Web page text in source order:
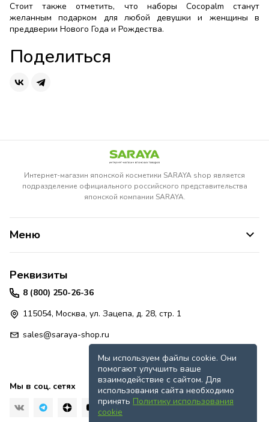
Стоит также отметить, что наборы Cocopalm станут
желанным подарком для любой девушки и женщины в
преддверии Нового Года и Рождества.
Поделиться
Интернет-магазин японской косметики SARAYA shop является
подразделение официального российского представительства
японской компании SARAYA.
Меню
Реквизиты
8 (800) 250-26-36
115054, Москва, ул. Зацепа, д. 28, стр. 1
sales@saraya-shop.ru
Мы в соц. сетях
Мы используем файлы cookie. Они
помогают улучшить ваше
взаимодействие с сайтом. Для
использования сайта необходимо
принять Политику использования
cookie